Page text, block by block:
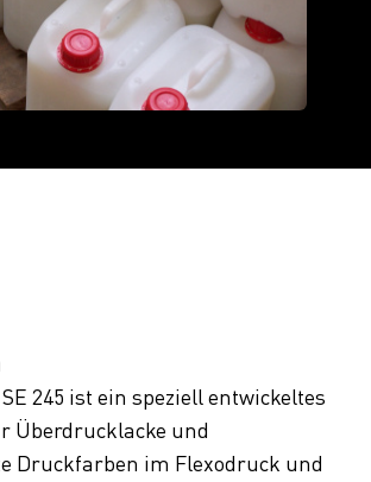
245 ist ein speziell entwickeltes
Überdrucklacke und
Druckfarben im Flexodruck und